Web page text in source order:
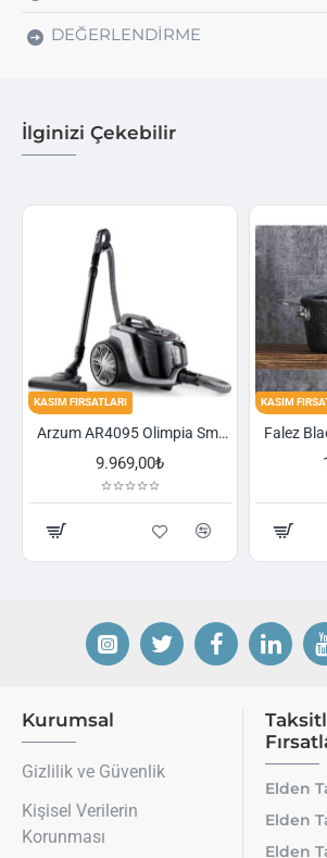
DEĞERLENDIRME
İlginizi Çekebilir
KASIM FIRSATLARI
Arzum AR4095 Olimpia Smart Cyclone Filtreli Süpürge - Füme
9.969,00₺
KASIM
Kurumsal
Gizlilik ve Güvenlik
Kişisel Verilerin
Korunması
Elden
Elden
Elden